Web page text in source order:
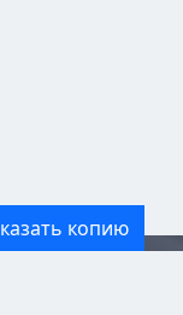
копию